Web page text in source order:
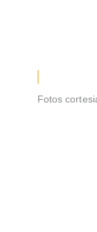
Fotos